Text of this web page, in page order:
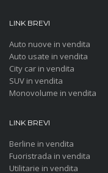
LINK BREVI
Auto nuove in vendita
Auto usate in vendita
City car in vendita
SUV in vendita
Monovolume in vendita
LINK BREVI
Berline in vendita
Fuoristrada in vendita
Utilitarie in vendita